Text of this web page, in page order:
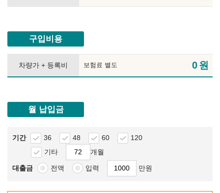
구입비용
차량가 + 등록비 보험료 별도 0원
월 납입금
기간 36 48 60
120
기타
개월
대출금 전액 입력 만원